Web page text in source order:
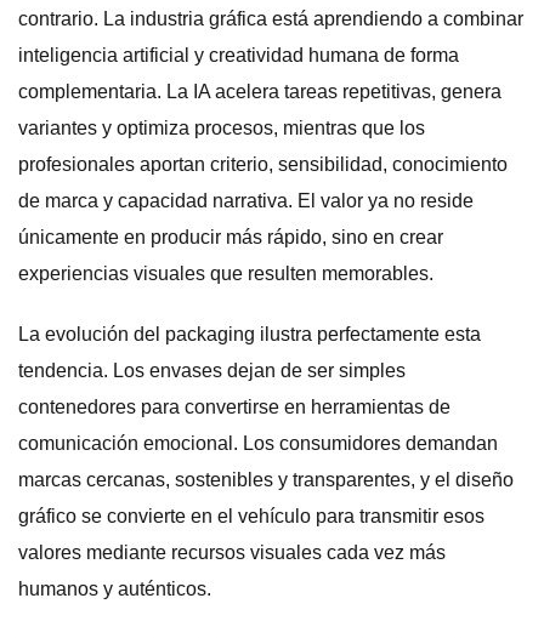
contrario. La industria gráfica está aprendiendo a combinar
inteligencia artificial y creatividad humana de forma
complementaria. La IA acelera tareas repetitivas, genera
variantes y optimiza procesos, mientras que los
profesionales aportan criterio, sensibilidad, conocimiento
de marca y capacidad narrativa. El valor ya no reside
únicamente en producir más rápido, sino en crear
experiencias visuales que resulten memorables.
La evolución del packaging ilustra perfectamente esta
tendencia. Los envases dejan de ser simples
contenedores para convertirse en herramientas de
comunicación emocional. Los consumidores demandan
marcas cercanas, sostenibles y transparentes, y el diseño
gráfico se convierte en el vehículo para transmitir esos
valores mediante recursos visuales cada vez más
humanos y auténticos.